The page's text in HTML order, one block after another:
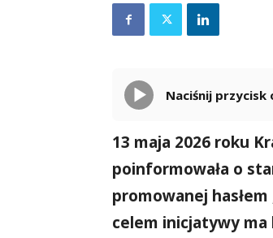
Naciśnij
13 maja 2026 roku
poinformowała o
promowanej
celem inicjatywy ma